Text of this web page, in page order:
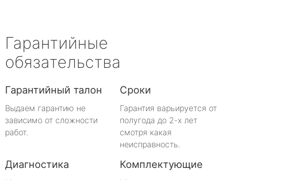
Гарантийные
обязательства
Гарантийный талон
Выдаем гарантию не
зависимо от сложности
работ.
Сроки
Гарантия варьируется от
полугода до 2-х лет
смотря какая
неисправность.
Диагностика Комплектующие